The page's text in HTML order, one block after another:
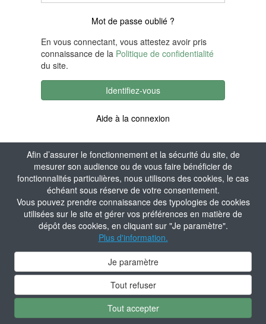
Afin d’assurer le fonctionnement et la sécurité du site, de
mesurer son audience ou de vous faire bénéficier de
fonctionnalités particulières, nous utilisons des cookies, le cas
échéant sous réserve de votre consentement.
Vous pouvez prendre connaissance des typologies de cookies
utilisées sur le site et gérer vos préférences en matière de
dépôt des cookies, en cliquant sur "Je paramètre".
Plus d'information.
Je paramètre
Tout refuser
Tout accepter
Mot de passe oublié ?
En vous connectant, vous attestez avoir pris
connaissance de la Politique de confidentialité
du site.
Identifiez-vous
Aide à la connexion